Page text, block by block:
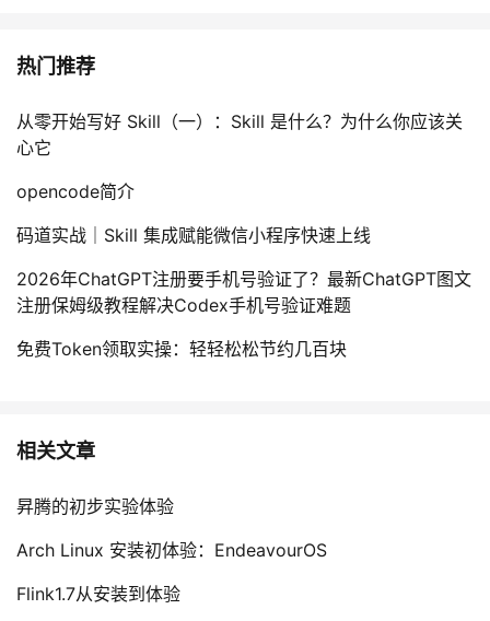
热门推荐
从零开始写好 Skill（一）：Skill 是什么？为什么你应该关
心它
opencode简介
码道实战｜Skill 集成赋能微信小程序快速上线
2026年ChatGPT注册要手机号验证了？最新ChatGPT图文
注册保姆级教程解决Codex手机号验证难题
免费Token领取实操：轻轻松松节约几百块
相关文章
昇腾的初步实验体验
Arch Linux 安装初体验：EndeavourOS
Flink1.7从安装到体验